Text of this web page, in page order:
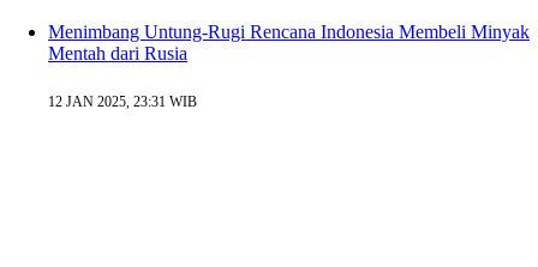
Menimbang Untung-Rugi Rencana Indonesia Membeli Minyak
Mentah dari Rusia
12 JAN 2025, 23:31 WIB